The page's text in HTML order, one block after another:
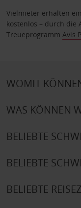
Vielmieter erhalten
kostenlos – durch die
Treueprogramm Avis
WOMIT
WAS KÖNNEN
BELIEBTE
BELIEBTE
BELIEBTE